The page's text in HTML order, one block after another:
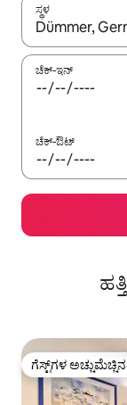
ಸ್ಥಳ
ಫಲಿತಾಂಶಗಳು
ಚೆಕ್-ಇನ್
ಚೆಕ್-ಔಟ್
ಗೆಸ್ಟ್‌ಗಳ
ಗೆಸ್ಟ್‌ಗಳ